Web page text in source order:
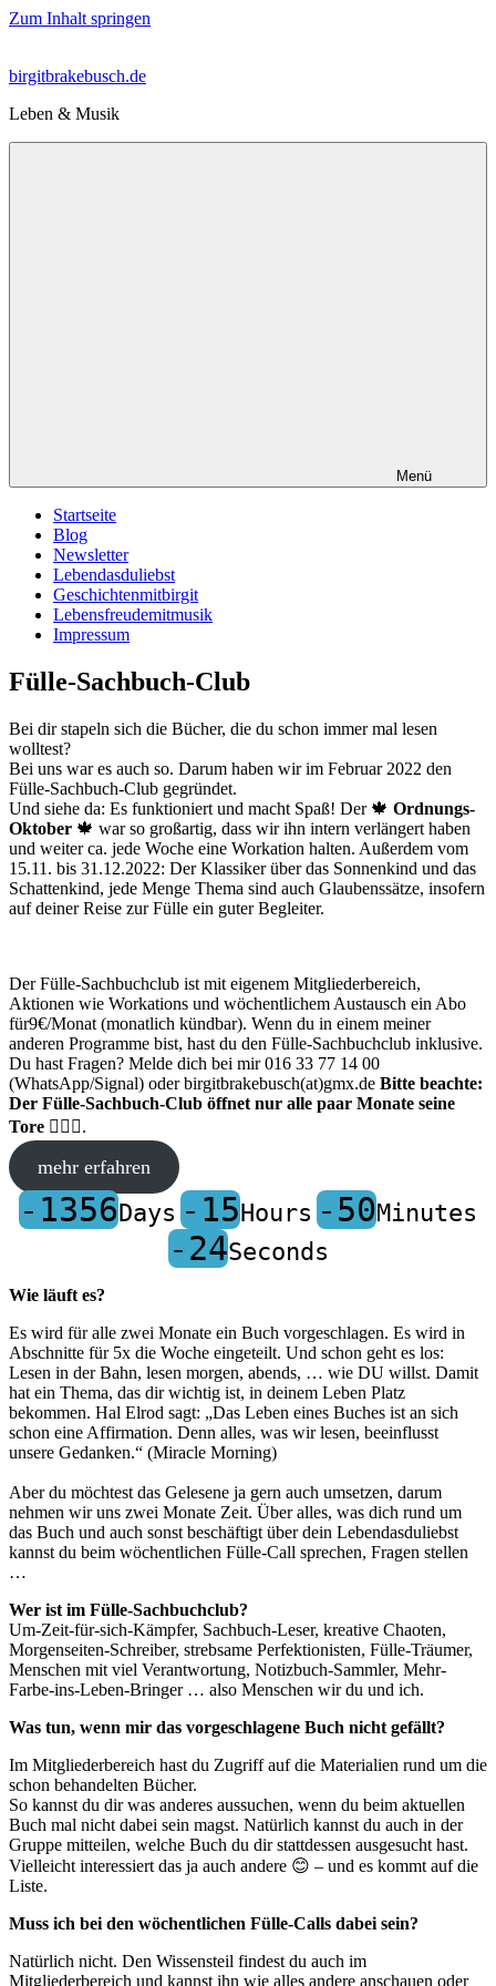
Zum Inhalt springen
birgitbrakebusch.de
Leben & Musik
Menü
Startseite
Blog
Newsletter
Lebendasduliebst
Geschichtenmitbirgit
Lebensfreudemitmusik
Impressum
Fülle-Sachbuch-Club
Bei dir stapeln sich die Bücher, die du schon immer mal lesen
wolltest?
Bei uns war es auch so. Darum haben wir im Februar 2022 den
Fülle-Sachbuch-Club gegründet.
Und siehe da: Es funktioniert und macht Spaß! Der 🍁 Ordnungs-
Oktober 🍁 war so großartig, dass wir ihn intern verlängert haben
und weiter ca. jede Woche eine Workation halten. Außerdem vom
15.11. bis 31.12.2022: Der Klassiker über das Sonnenkind und das
Schattenkind, jede Menge Thema sind auch Glaubenssätze, insofern
auf deiner Reise zur Fülle ein guter Begleiter.
Der Fülle-Sachbuchclub ist mit eigenem Mitgliederbereich,
Aktionen wie Workations und wöchentlichem Austausch ein Abo
für9€/Monat (monatlich kündbar). Wenn du in einem meiner
anderen Programme bist, hast du den Fülle-Sachbuchclub inklusive.
Du hast Fragen? Melde dich bei mir 016 33 77 14 00
(WhatsApp/Signal) oder birgitbrakebusch(at)gmx.de Bitte beachte:
Der Fülle-Sachbuch-Club öffnet nur alle paar Monate seine
Tore 🤷🏼‍♀️.
mehr erfahren
-1356Days -15Hours -50Minutes
-24Seconds
Wie läuft es?
Es wird für alle zwei Monate ein Buch vorgeschlagen. Es wird in
Abschnitte für 5x die Woche eingeteilt. Und schon geht es los:
Lesen in der Bahn, lesen morgen, abends, … wie DU willst. Damit
hat ein Thema, das dir wichtig ist, in deinem Leben Platz
bekommen. Hal Elrod sagt: „Das Leben eines Buches ist an sich
schon eine Affirmation. Denn alles, was wir lesen, beeinflusst
unsere Gedanken.“ (Miracle Morning)
Aber du möchtest das Gelesene ja gern auch umsetzen, darum
nehmen wir uns zwei Monate Zeit. Über alles, was dich rund um
das Buch und auch sonst beschäftigt über dein Lebendasduliebst
kannst du beim wöchentlichen Fülle-Call sprechen, Fragen stellen
…
Wer ist im Fülle-Sachbuchclub?
Um-Zeit-für-sich-Kämpfer, Sachbuch-Leser, kreative Chaoten,
Morgenseiten-Schreiber, strebsame Perfektionisten, Fülle-Träumer,
Menschen mit viel Verantwortung, Notizbuch-Sammler, Mehr-
Farbe-ins-Leben-Bringer … also Menschen wir du und ich.
Was tun, wenn mir das vorgeschlagene Buch nicht gefällt?
Im Mitgliederbereich hast du Zugriff auf die Materialien rund um die
schon behandelten Bücher.
So kannst du dir was anderes aussuchen, wenn du beim aktuellen
Buch mal nicht dabei sein magst. Natürlich kannst du auch in der
Gruppe mitteilen, welche Buch du dir stattdessen ausgesucht hast.
Vielleicht interessiert das ja auch andere 😊 – und es kommt auf die
Liste.
Muss ich bei den wöchentlichen Fülle-Calls dabei sein?
Natürlich nicht. Den Wissensteil findest du auch im
Mitgliederbereich und kannst ihn wie alles andere anschauen oder